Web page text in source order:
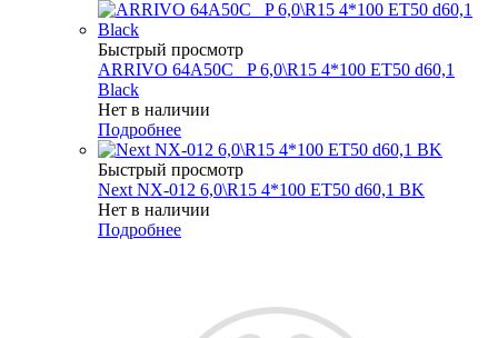
Быстрый просмотр
ARRIVO 64A50C _P 6,0\R15 4*100 ET50 d60,1
Black
Нет в наличии
Подробнее
Быстрый просмотр
Next NX-012 6,0\R15 4*100 ET50 d60,1 BK
Нет в наличии
Подробнее